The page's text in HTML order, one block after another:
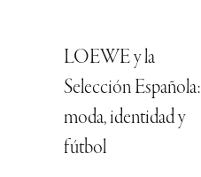
LOEWE y la
Selección Española:
moda, identidad y
fútbol